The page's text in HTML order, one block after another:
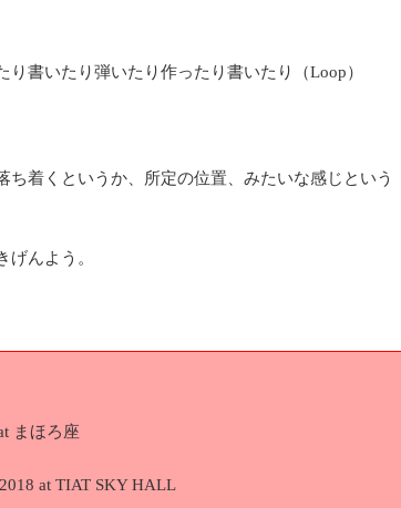
書いたり弾いたり作ったり書いたり（Loop）
ち着くというか、所定の位置、みたいな感じという
げんよう。
まほろ座
at TIAT SKY HALL